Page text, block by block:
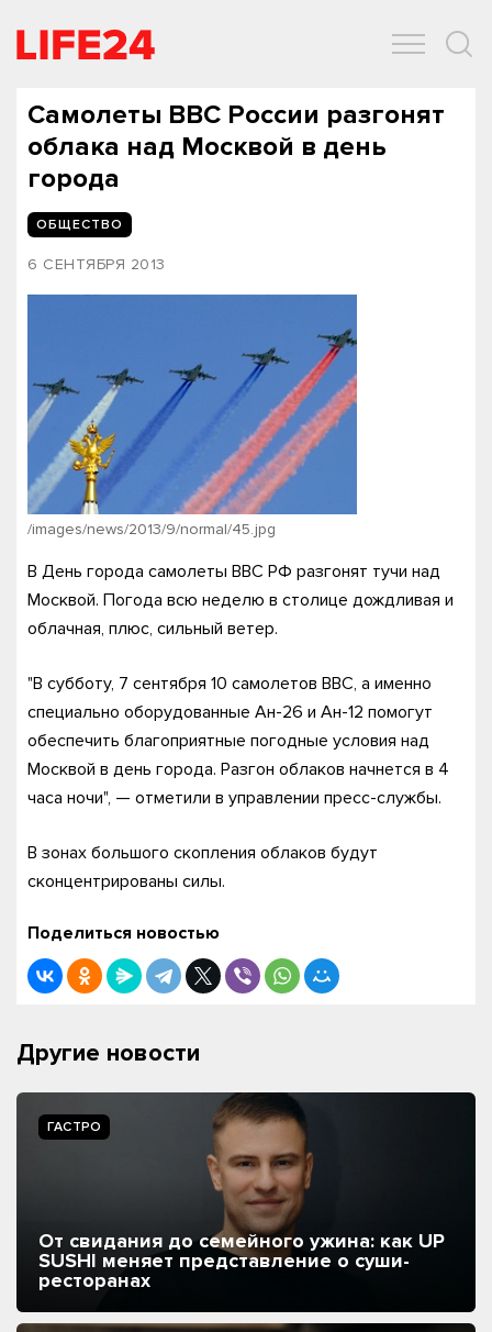
Самолеты ВВС России разгонят
облака над Москвой в день
города
ОБЩЕСТВО
6 СЕНТЯБРЯ 2013
/images/news/2013/9/normal/45.jpg
В День города самолеты ВВС РФ разгонят тучи над
Москвой. Погода всю неделю в столице дождливая и
облачная, плюс, сильный ветер.
"В субботу, 7 сентября 10 самолетов ВВС, а именно
специально оборудованные Ан-26 и Ан-12 помогут
обеспечить благоприятные погодные условия над
Москвой в день города. Разгон облаков начнется в 4
часа ночи", — отметили в управлении пресс-службы.
В зонах большого скопления облаков будут
сконцентрированы силы.
Поделиться новостью
Другие новости
ГАСТРО
От свидания до семейного ужина: как UP
SUSHI меняет представление о суши-
ресторанах